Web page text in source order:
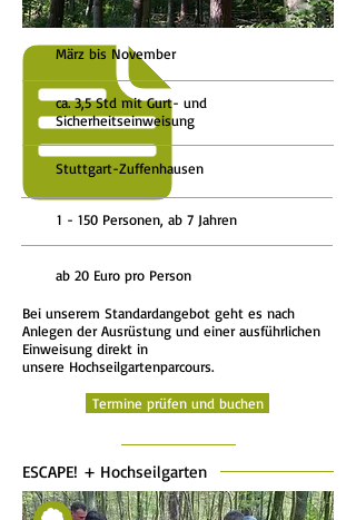
März bis November
ca. 3,5 Std mit Gurt- und
Sicherheitseinweisung
Stuttgart-Zuffenhausen
1 - 150 Personen, ab 7 Jahren
ab 20 Euro pro Person
Bei unserem Standardangebot geht es nach
Anlegen der Ausrüstung und einer ausführlichen
Einweisung direkt in
unsere Hochseilgartenparcours.
Termine prüfen und buchen
ESCAPE! + Hochseilgarten